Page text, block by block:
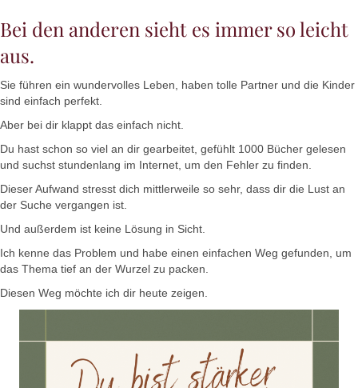
Bei den anderen sieht es immer so leicht
aus.
Sie führen ein wundervolles Leben, haben tolle Partner und die Kinder
sind einfach perfekt.
Aber bei dir klappt das einfach nicht.
Du hast schon so viel an dir gearbeitet, gefühlt 1000 Bücher gelesen
und suchst stundenlang im Internet, um den Fehler zu finden.
Dieser Aufwand stresst dich mittlerweile so sehr, dass dir die Lust an
der Suche vergangen ist.
Und außerdem ist keine Lösung in Sicht.
Ich kenne das Problem und habe einen einfachen Weg gefunden, um
das Thema tief an der Wurzel zu packen.
Diesen Weg möchte ich dir heute zeigen.